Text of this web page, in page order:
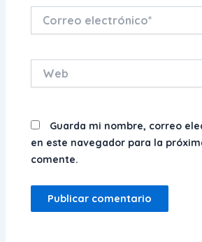
electrónico*
Guarda mi nombre, correo
en este navegador para la
comente.